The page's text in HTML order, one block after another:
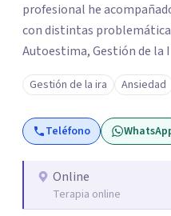
profesional he
con distintas
Autoestima, Gestión de la
Crianza, Codependencia,
más de 12 años de
mental y he trabajado en
niños, Adolescentes y
Gestión de la ira Ansiedad
Teléfono
Online
Terapia online